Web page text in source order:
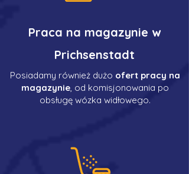
Praca na magazynie w
Prichsenstadt
Posiadamy również dużo ofert pracy na
magazynie, od komisjonowania po
obsługę wózka widłowego.